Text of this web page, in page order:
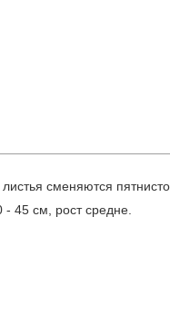
сменяются
45 см, рост средне.